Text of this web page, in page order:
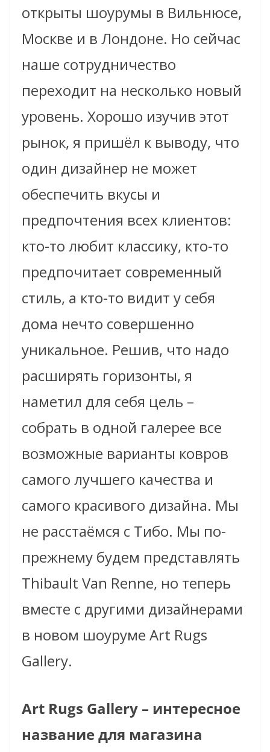
открыты шоурумы в Вильнюсе,
Москве и в Лондоне. Но сейчас
наше сотрудничество
переходит на несколько новый
уровень. Хорошо изучив этот
рынок, я пришёл к выводу, что
один дизайнер не может
обеспечить вкусы и
предпочтения всех клиентов:
кто-то любит классику, кто-то
предпочитает современный
стиль, а кто-то видит у себя
дома нечто совершенно
уникальное. Решив, что надо
расширять горизонты, я
наметил для себя цель –
собрать в одной галерее все
возможные варианты ковров
самого лучшего качества и
самого красивого дизайна. Мы
не расстаёмся с Тибо. Мы по-
прежнему будем представлять
Thibault Van Renne, но теперь
вместе с другими дизайнерами
в новом шоуруме Art Rugs
Gallery.
Art Rugs Gallery – интересное
название для магазина